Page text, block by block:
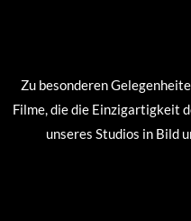
Zu besonderen
Filme, die die Einzigartigkeit
unseres Studios in Bild